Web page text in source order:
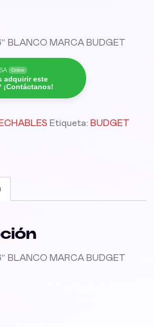
BLANCO MARCA BUDGET
Online
adquirir este
¡Contáctanos!
Etiqueta: BUDGET
BLANCO MARCA BUDGET